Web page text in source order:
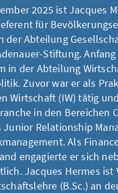
2025 ist Jacques
für
der Abteilung
Stiftung.
in der Abteilung
Zuvor war er als
Wirtschaft (IW) tätig
in den Bereichen
Junior Relationship
Als
engagierte er sich
Jacques Hermes
(B.Sc.) an